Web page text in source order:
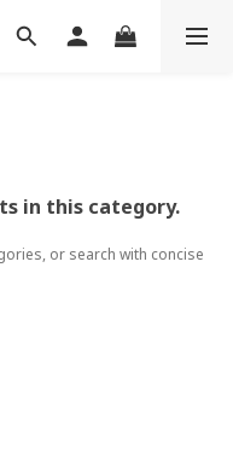
in this category.
or search with concise